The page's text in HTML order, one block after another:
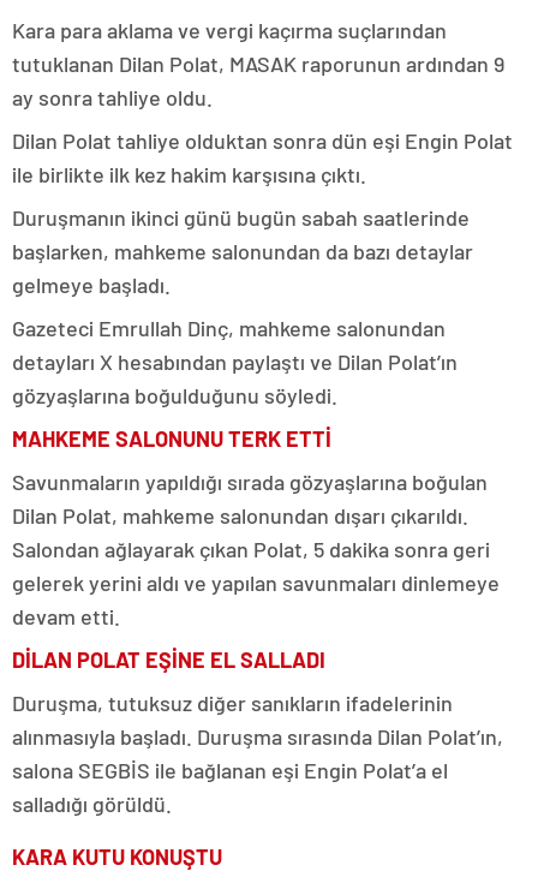
Kara para aklama ve vergi kaçırma suçlarından
tutuklanan Dilan Polat, MASAK raporunun ardından 9
ay sonra tahliye oldu.
Dilan Polat tahliye olduktan sonra dün eşi Engin Polat
ile birlikte ilk kez hakim karşısına çıktı.
Duruşmanın ikinci günü bugün sabah saatlerinde
başlarken, mahkeme salonundan da bazı detaylar
gelmeye başladı.
Gazeteci Emrullah Dinç, mahkeme salonundan
detayları X hesabından paylaştı ve Dilan Polat’ın
gözyaşlarına boğulduğunu söyledi.
MAHKEME SALONUNU TERK ETTİ
Savunmaların yapıldığı sırada gözyaşlarına boğulan
Dilan Polat, mahkeme salonundan dışarı çıkarıldı.
Salondan ağlayarak çıkan Polat, 5 dakika sonra geri
gelerek yerini aldı ve yapılan savunmaları dinlemeye
devam etti.
DİLAN POLAT EŞİNE EL SALLADI
Duruşma, tutuksuz diğer sanıkların ifadelerinin
alınmasıyla başladı. Duruşma sırasında Dilan Polat’ın,
salona SEGBİS ile bağlanan eşi Engin Polat’a el
salladığı görüldü.
KARA KUTU KONUŞTU